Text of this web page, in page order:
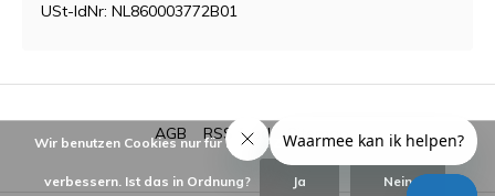
USt-IdNr: NL860003772B01
AGB RSS feed Sitemap
Wir benutzen Cookies nur für interne Zwecke um den Webshop zu
verbessern. Ist das in Ordnung? Ja Nein